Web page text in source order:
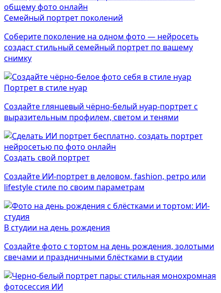
Семейный портрет поколений
Соберите поколение на одном фото — нейросеть
создаст стильный семейный портрет по вашему
снимку
Портрет в стиле нуар
Создайте глянцевый чёрно-белый нуар-портрет с
выразительным профилем, светом и тенями
Создать свой портрет
Создайте ИИ-портрет в деловом, fashion, ретро или
lifestyle стиле по своим параметрам
В студии на день рождения
Создайте фото с тортом на день рождения, золотыми
свечами и праздничными блёстками в студии